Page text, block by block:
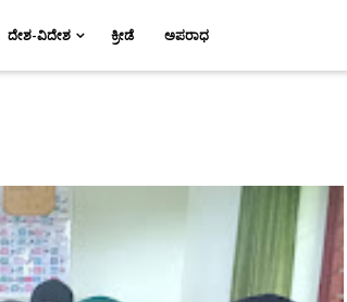
ದೇಶ-ವಿದೇಶ ಕ್ರೀಡೆ ಅಪರಾಧ